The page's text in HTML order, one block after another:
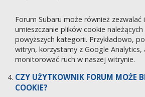
Forum Subaru może również
umieszczanie plików cookie
powyższych kategorii. Przykładowo,
witryn, korzystamy z Google
monitorować ruch w naszej witrynie.
CZY UŻYTKOWNIK FORUM MOŻE
COOKIE?